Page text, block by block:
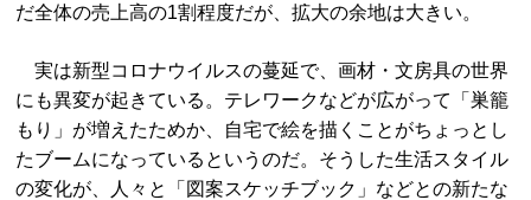
だ全体の売上高の1割程度だが、拡大の余地は大きい。
実は新型コロナウイルスの蔓延で、画材・文房具の世界
にも異変が起きている。テレワークなどが広がって「巣籠
もり」が増えたためか、自宅で絵を描くことがちょっとし
たブームになっているというのだ。そうした生活スタイル
の変化が、人々と「図案スケッチブック」などとの新たな